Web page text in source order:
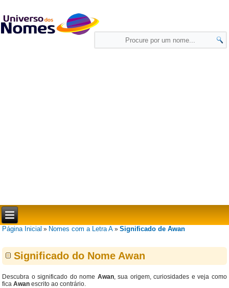
Página Inicial » Nomes com a Letra A »Significado de Awan
Significado do Nome Awan
Descubra o significado do nome Awan, sua origem, curiosidades e veja como
ficaAwan escrito ao contrário.